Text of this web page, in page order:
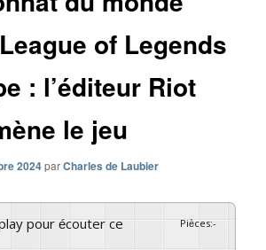
of Legends
: l’éditeur Riot
le jeu
2024parCharles de Laubier
Pièces:-